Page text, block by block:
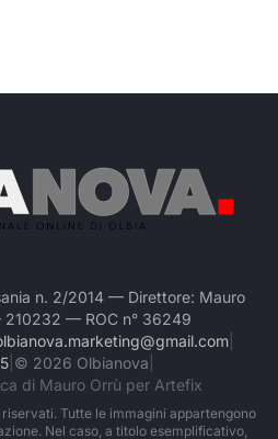
n. 2/2014 — Direttore: Mauro
210232 — ROC n° 36249
| © 2026 Olbianova
di Mauro Orrù per Artefix
Tutte le immagini appartengono
Nel caso, a titolo esemplificativo,